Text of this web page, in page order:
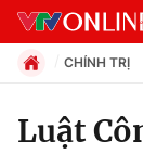
CHÍNH TRỊ
Luật